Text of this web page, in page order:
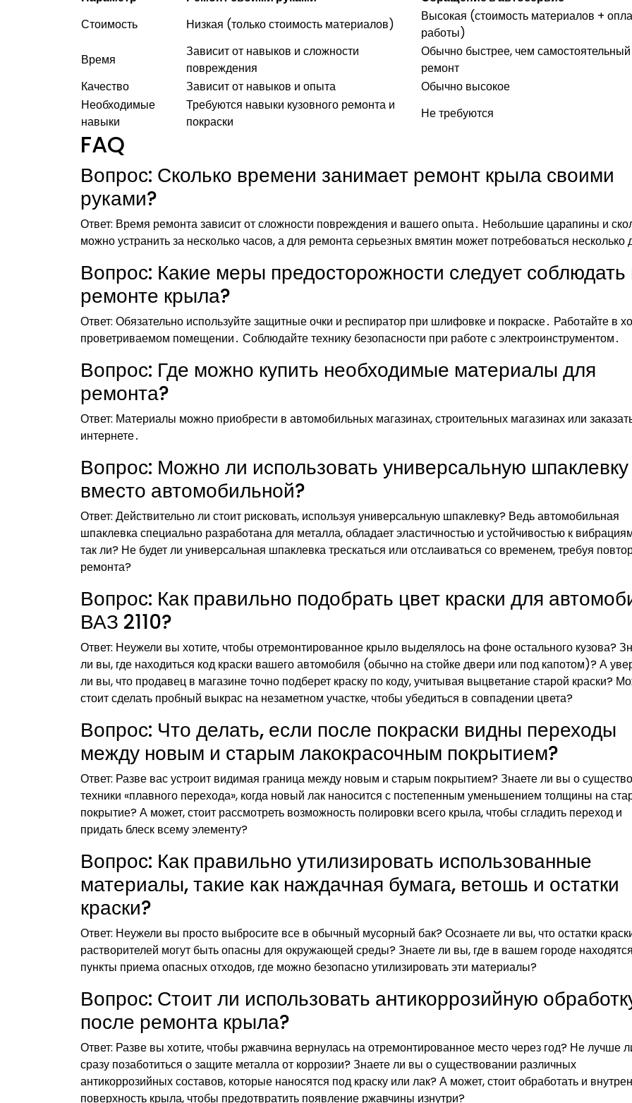
Стоимость
Низкая (только стоимость материалов)
Высокая (стоимость материалов +
работы)
Время
Зависит от навыков и сложности
повреждения
Обычно быстрее, чем самостоятельный
ремонт
Качество
Зависит от навыков и опыта
Обычно высокое
Необходимые
навыки
Требуются навыки кузовного ремонта и
покраски
Не требуются
FAQ
Вопрос: Сколько времени занимает ремонт крыла своими
руками?
Ответ: Время ремонта зависит от сложности повреждения и вашего опыта․ Небольшие царапины и
можно устранить за несколько часов, а для ремонта серьезных вмятин может потребоваться несколько
Вопрос: Какие меры предосторожности следует соблюдать
ремонте крыла?
Ответ: Обязательно используйте защитные очки и респиратор при шлифовке и покраске․ Работайте в
проветриваемом помещении․ Соблюдайте технику безопасности при работе с электроинструментом․
Вопрос: Где можно купить необходимые материалы для
ремонта?
Ответ: Материалы можно приобрести в автомобильных магазинах, строительных магазинах или
интернете․
Вопрос: Можно ли использовать универсальную шпаклевку
вместо автомобильной?
Ответ: Действительно ли стоит рисковать, используя универсальную шпаклевку? Ведь автомобильная
шпаклевка специально разработана для металла, обладает эластичностью и устойчивостью к
так ли? Не будет ли универсальная шпаклевка трескаться или отслаиваться со временем, требуя
ремонта?
Вопрос: Как правильно подобрать цвет краски для
ВАЗ 2110?
Ответ: Неужели вы хотите, чтобы отремонтированное крыло выделялось на фоне остального кузова?
ли вы, где находиться код краски вашего автомобиля (обычно на стойке двери или под капотом)? А
ли вы, что продавец в магазине точно подберет краску по коду, учитывая выцветание старой краски?
стоит сделать пробный выкрас на незаметном участке, чтобы убедиться в совпадении цвета?
Вопрос: Что делать, если после покраски видны переходы
между новым и старым лакокрасочным покрытием?
Ответ: Разве вас устроит видимая граница между новым и старым покрытием? Знаете ли вы о
техники «плавного перехода», когда новый лак наносится с постепенным уменьшением толщины на
покрытие? А может, стоит рассмотреть возможность полировки всего крыла, чтобы сгладить переход и
придать блеск всему элементу?
Вопрос: Как правильно утилизировать использованные
материалы, такие как наждачная бумага, ветошь и остатки
краски?
Ответ: Неужели вы просто выбросите все в обычный мусорный бак? Осознаете ли вы, что остатки
растворителей могут быть опасны для окружающей среды? Знаете ли вы, где в вашем городе находятся
пункты приема опасных отходов, где можно безопасно утилизировать эти материалы?
Вопрос: Стоит ли использовать антикоррозийную
после ремонта крыла?
Ответ: Разве вы хотите, чтобы ржавчина вернулась на отремонтированное место через год? Не лучше
сразу позаботиться о защите металла от коррозии? Знаете ли вы о существовании различных
антикоррозийных составов, которые наносятся под краску или лак? А может, стоит обработать и
поверхность крыла, чтобы предотвратить появление ржавчины изнутри?